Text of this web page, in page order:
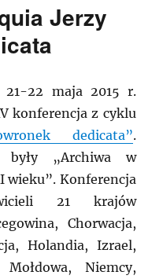
Jerzy
21-22 maja 2015 r.
konferencja z cyklu
dedicata”.
były „Archiwa w
wieku”. Konferencja
21 krajów
Chorwacja,
Holandia, Izrael,
Niemcy,